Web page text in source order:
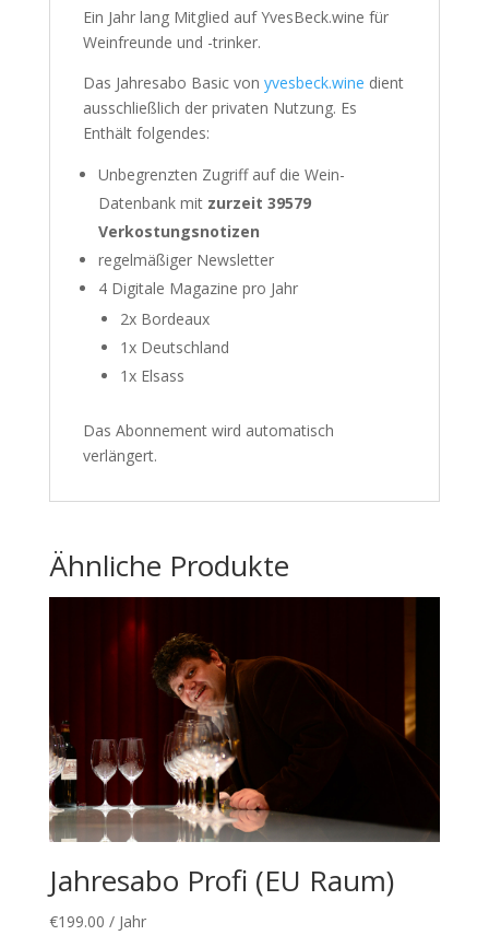
Ein Jahr lang Mitglied auf YvesBeck.wine für
Weinfreunde und -trinker.
Das Jahresabo Basic von yvesbeck.wine dient
ausschließlich der privaten Nutzung. Es
Enthält folgendes:
Unbegrenzten Zugriff auf die Wein-
Datenbank mit zurzeit 39579
Verkostungsnotizen
regelmäßiger Newsletter
4 Digitale Magazine pro Jahr
2x Bordeaux
1x Deutschland
1x Elsass
Das Abonnement wird automatisch
verlängert.
Ähnliche Produkte
Jahresabo Profi (EU Raum)
€199.00 / Jahr